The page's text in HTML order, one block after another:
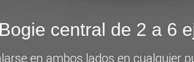
Bogie central de 2 a 6
en ambos lados en cualquier